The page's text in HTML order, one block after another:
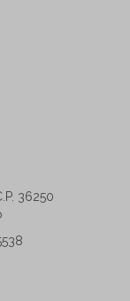
36250